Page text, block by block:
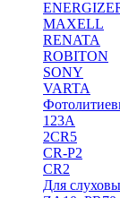
MAXELL
RENATA
ROBITON
SONY
VARTA
123A
2CR5
CR-P2
CR2
Для